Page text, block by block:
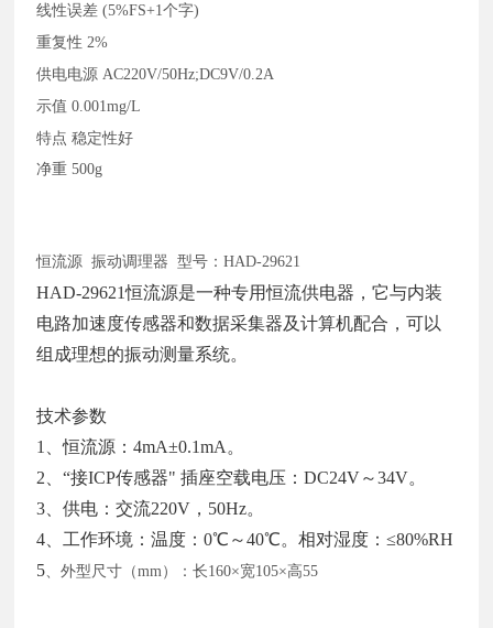
线性误差 (5%FS+1个字)
重复性 2%
供电电源 AC220V/50Hz;DC9V/0.2A
示值 0.001mg/L
特点 稳定性好
净重 500g
恒流源 振动调理器 型号：HAD-29621
HAD-29621恒流源是一种专用恒流供电器，它与内装
电路加速度传感器和数据采集器及计算机配合，可以
组成理想的振动测量系统。
技术参数
1、恒流源：4mA±0.1mA。
2、“接ICP传感器" 插座空载电压：DC24V～34V。
3、供电：交流220V，50Hz。
4、工作环境：温度：0℃～40℃。相对湿度：≤80%RH
5 、外型尺寸（mm）：长160×宽105×高55